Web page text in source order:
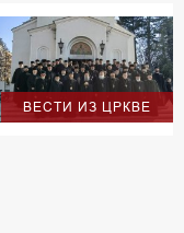
ВЕСТИ ИЗ ЦРКВЕ